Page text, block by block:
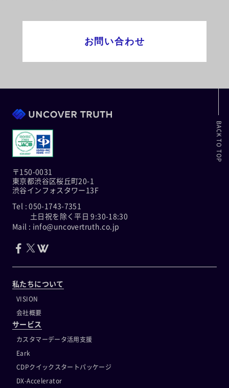
お問い合わせ
〒150-0031
東京都渋谷区桜丘町20-1
渋谷インフォスタワー13F
Tel : 050-1743-7351
土日祝を除く平日 9:30-18:30
Mail : info@uncovertruth.co.jp
私たちについて
VISION
会社概要
サービス
カスタマーデータ活用支援
Eark
CDPクイックスタートパッケージ
DX-Accelerator
BACK TO TOP